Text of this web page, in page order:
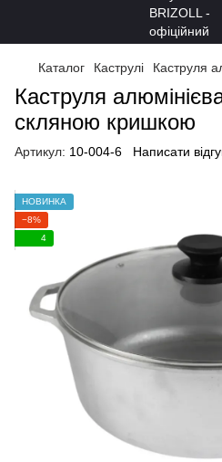
Каталог Каструлі Каструля
Каструля
скляною кришкою
Артикул: 10-004-6 Написати
НОВИНКА
−8%
4